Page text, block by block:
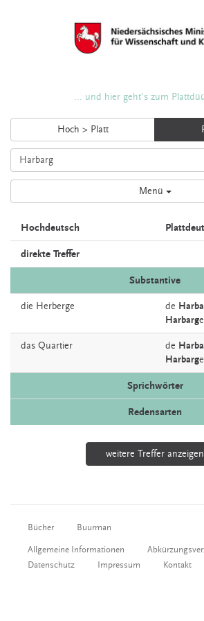
... und hier geht's zum
Hoch > Platt
Menü
Hochdeutsch
direkte Treffer
Substantive
die Herberge de
Harbarg
das Quartier de
Harbarg
Sprichwörter
Redensarten
weitere Treffer anzeigen
Bücher Buurman
Allgemeine Informationen
Datenschutz
Impressum Kontakt